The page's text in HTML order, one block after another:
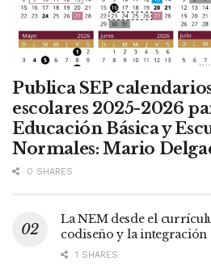
Publica SEP
escolares 2025-2026
Educación Básica y
Normales: Mario
0 SHARES
La NEM desde el
codiseño y la
1 SHARES